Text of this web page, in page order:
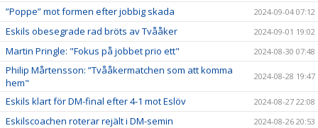
”Poppe” mot formen efter jobbig skada 2024-09-04 07:12
Eskils obesegrade rad bröts av Tvååker 2024-09-01 19:02
Martin Pringle: "Fokus på jobbet prio ett" 2024-08-30 07:48
Philip Mårtensson: ”Tvååkermatchen som att komma
hem"
2024-08-28 19:47
Eskils klart för DM-final efter 4-1 mot Eslöv 2024-08-27 22:08
Eskilscoachen roterar rejält i DM-semin 2024-08-26 20:53